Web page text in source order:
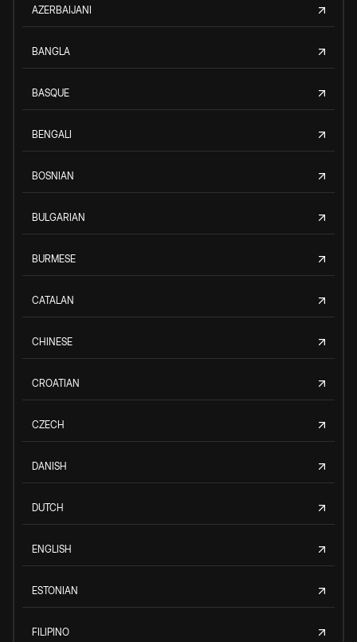
AZERBAIJANI
BANGLA
BASQUE
BENGALI
BOSNIAN
BULGARIAN
BURMESE
CATALAN
CHINESE
CROATIAN
CZECH
DANISH
DUTCH
ENGLISH
ESTONIAN
FILIPINO